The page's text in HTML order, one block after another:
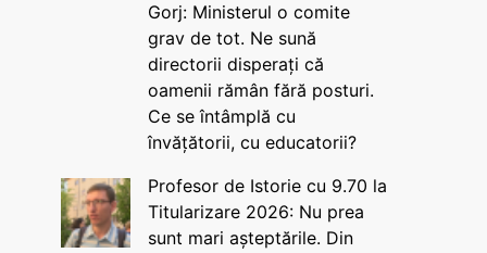
Gorj: Ministerul o comite
grav de tot. Ne sună
directorii disperați că
oamenii rămân fără posturi.
Ce se întâmplă cu
învățătorii, cu educatorii?
Profesor de Istorie cu 9.70 la
Titularizare 2026: Nu prea
sunt mari așteptările. Din